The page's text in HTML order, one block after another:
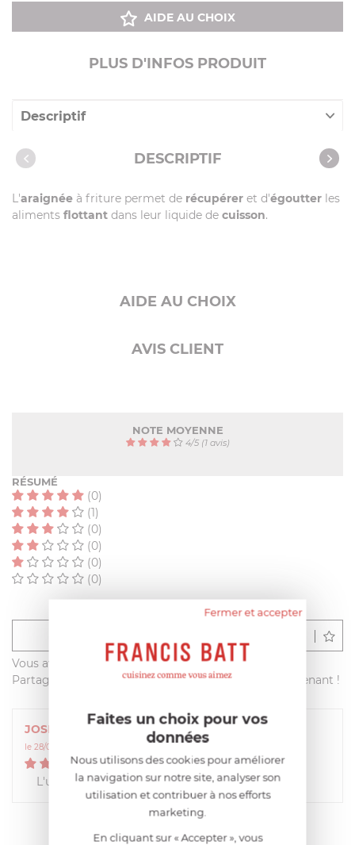
AIDE AU CHOIX
PLUS D'INFOS PRODUIT
Descriptif
Caractéristiques DESCRIPTIF
L'araignée à friture permet de récupérer et d'égoutter les
aliments flottant dans leur liquide de cuisson.
AIDE AU CHOIX
AVIS CLIENT
NOTE MOYENNE
4/5(1 avis)
RÉSUMÉ
(0)
(1)
(0)
(0)
(0)
(0)
Vous avez acheté ce produit sur francisbatt.com ?
Partagez votre avis avec les autres clients dès maintenant !
JOSETTE
le 28/08/2015 à 09:45:04
4/5
L'ustensile est conforme à mes attente
Fermer et accepter
Faites un choix pour vos
données
Nous utilisons des cookies pour améliorer
la navigation sur notre site, analyser son
utilisation et contribuer à nos efforts
marketing.
En cliquant sur « Accepter », vous